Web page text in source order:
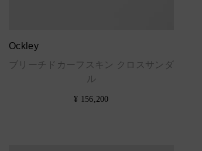
Ockley
ブリーチドカーフスキン クロスサンダ
ル
¥ 156,200